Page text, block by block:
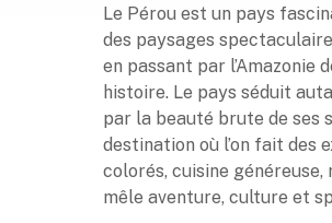
Le Pérou est un pays
des paysages
en passant par l’Amazonie
histoire. Le pays séduit
par la beauté brute de ses
destination où l’on fait des
colorés, cuisine
mêle aventure, culture et